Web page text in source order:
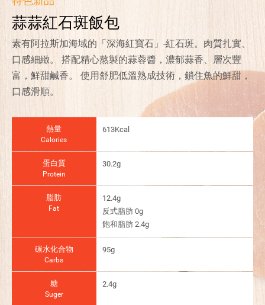
蒜蒜紅石斑飯包
素有阿拉斯加海域的「深海紅寶石」-紅石斑。肉質扎實、
口感細緻。 搭配精心熬製的蒜蓉醬，濃郁蒜香、層次豐
富，鮮甜鹹香。 使用舒肥低溫熟成技術，鎖住魚的鮮甜，
口感滑順。
熱量
Calories
613Kcal
蛋白質
Protein
30.2g
脂肪
Fat
12.4g
反式脂肪 0g
飽和脂肪 2.4g
碳水化合物
Carbs
95g
糖
Suger
2.4g